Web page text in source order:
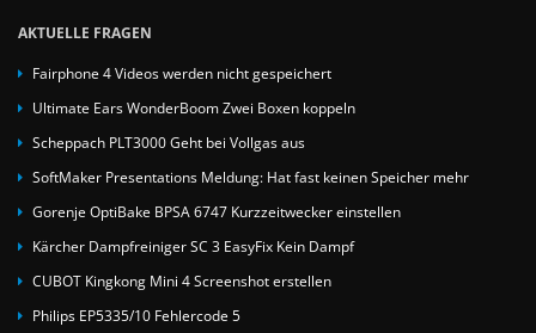
AKTUELLE FRAGEN
Fairphone 4 Videos werden nicht gespeichert
Ultimate Ears WonderBoom Zwei Boxen koppeln
Scheppach PLT3000 Geht bei Vollgas aus
SoftMaker Presentations Meldung: Hat fast keinen Speicher mehr
Gorenje OptiBake BPSA 6747 Kurzzeitwecker einstellen
Kärcher Dampfreiniger SC 3 EasyFix Kein Dampf
CUBOT Kingkong Mini 4 Screenshot erstellen
Philips EP5335/10 Fehlercode 5